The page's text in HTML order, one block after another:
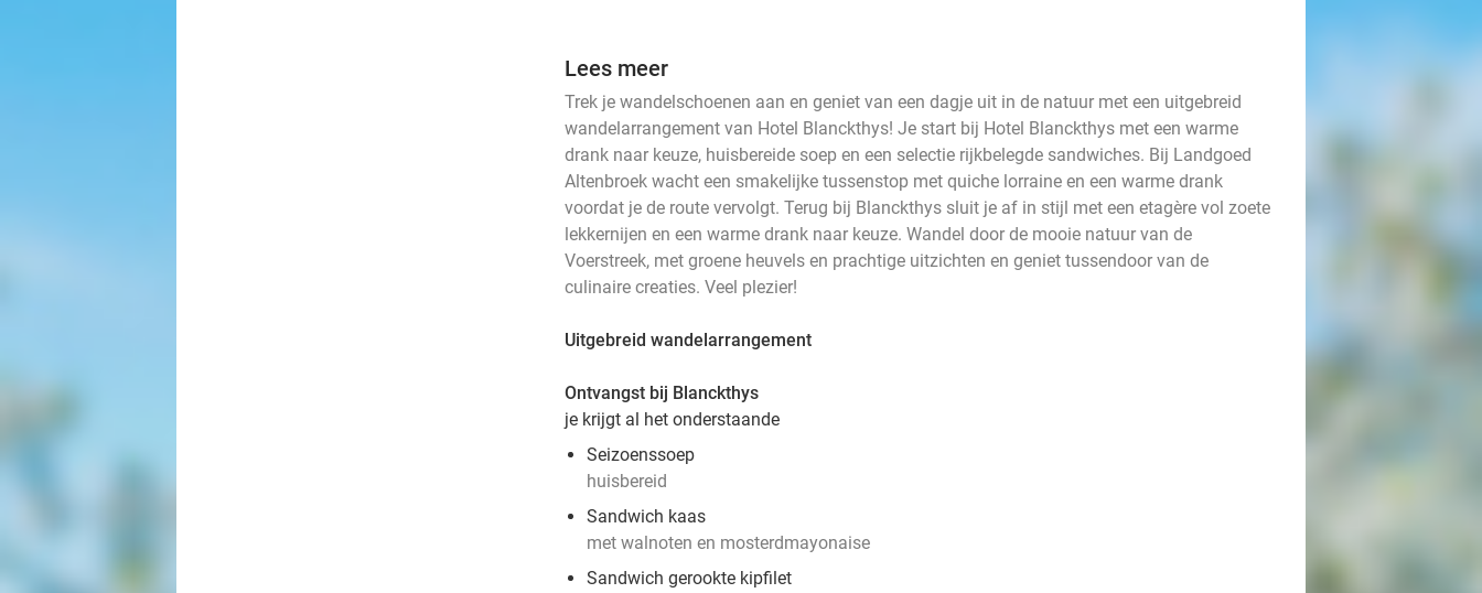
Lees meer
Trek je wandelschoenen aan en geniet van een dagje uit in de natuur met een uitgebreid
wandelarrangement van Hotel Blanckthys! Je start bij Hotel Blanckthys met een warme
drank naar keuze, huisbereide soep en een selectie rijkbelegde sandwiches. Bij Landgoed
Altenbroek wacht een smakelijke tussenstop met quiche lorraine en een warme drank
voordat je de route vervolgt. Terug bij Blanckthys sluit je af in stijl met een etagère vol zoete
lekkernijen en een warme drank naar keuze. Wandel door de mooie natuur van de
Voerstreek, met groene heuvels en prachtige uitzichten en geniet tussendoor van de
culinaire creaties. Veel plezier!
Uitgebreid wandelarrangement
Ontvangst bij Blanckthys
je krijgt al het onderstaande
Seizoenssoep
huisbereid
Sandwich kaas
met walnoten en mosterdmayonaise
Sandwich gerookte kipfilet